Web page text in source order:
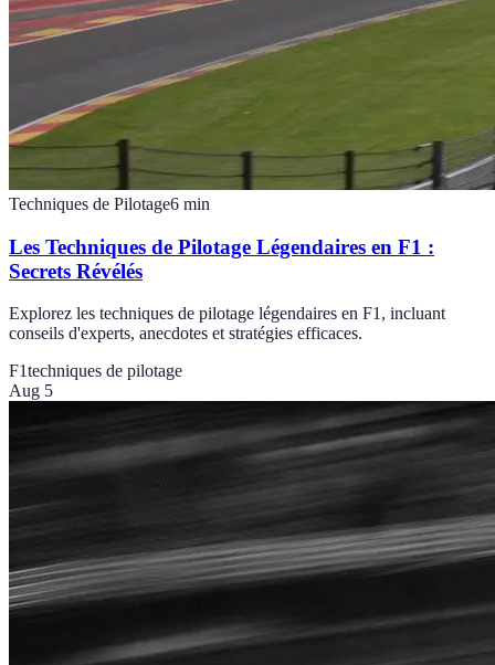
Techniques de Pilotage6 min
Les Techniques de Pilotage Légendaires en F1 :
Secrets Révélés
Explorez les techniques de pilotage légendaires en F1, incluant
conseils d'experts, anecdotes et stratégies efficaces.
F1techniques de pilotage
Aug 5